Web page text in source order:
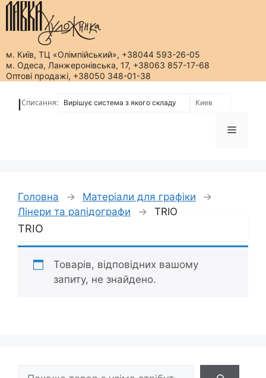
м. Київ, ТЦ «Олімпійський», +38044 593-26-05
м. Одеса, Ланжеронівська, 17, +38063 857-17-68
Оптові продажі, +38050 348-01-38
Списання:
Меню
Головна → Матеріали для графіки
→
Лінери та рапідографи
→ TRIO
TRIO
Товарів, відповідних вашому
запиту, не знайдено.